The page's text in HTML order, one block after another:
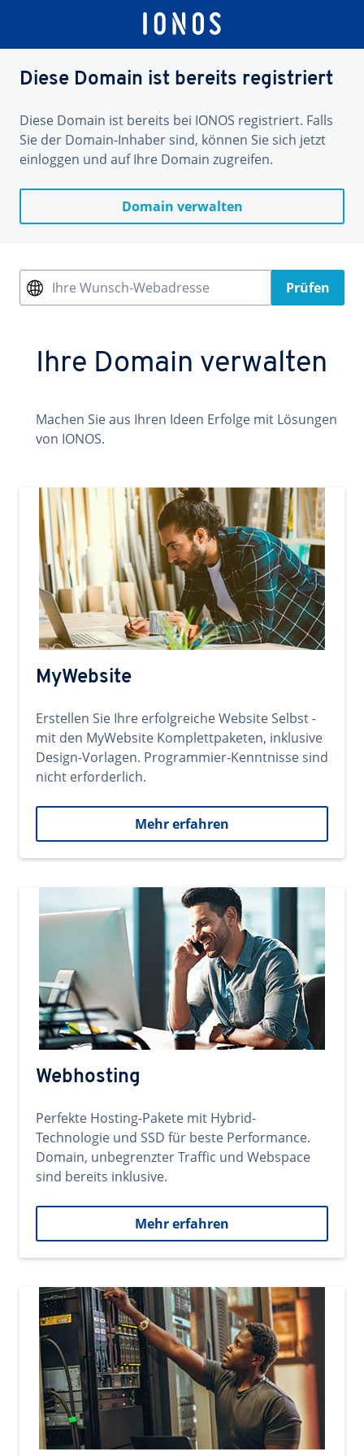
Diese Domain ist bereits registriert
Diese Domain ist bereits bei IONOS registriert. Falls
Sie der Domain-Inhaber sind, können Sie sich jetzt
einloggen und auf Ihre Domain zugreifen.
Domain verwalten
Ihre Wunsch-Webadresse Prüfen
Ihre Domain verwalten
Machen Sie aus Ihren Ideen Erfolge mit Lösungen
von IONOS.
MyWebsite
Erstellen Sie Ihre erfolgreiche Website Selbst -
mit den MyWebsite Komplettpaketen, inklusive
Design-Vorlagen. Programmier-Kenntnisse sind
nicht erforderlich.
Mehr erfahren
Webhosting
Perfekte Hosting-Pakete mit Hybrid-
Technologie und SSD für beste Performance.
Domain, unbegrenzter Traffic und Webspace
sind bereits inklusive.
Mehr erfahren